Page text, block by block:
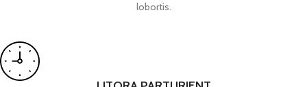
lobortis.